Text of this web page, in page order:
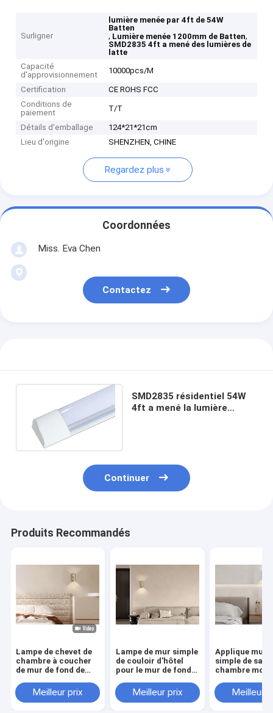
Surligner
lumière menée par 4ft de 54W
Batten
, Lumière menée 1200mm de Batten,
SMD2835 4ft a mené des lumières de
latte
Capacité
d'approvisionnement
10000pcs/M
Certification
CE ROHS FCC
Conditions de
paiement
T/T
Détails d'emballage
124*21*21cm
Lieu d'origine
SHENZHEN, CHINE
Regardez plus
Coordonnées
Miss. Eva Chen
Contactez
SMD2835 résidentiel 54W
4ft a mené la lumière
Continuer
Produits Recommandés
Lampe de chevet de
chambre à coucher
de mur de fond de
d'hôtelMeilleur prix
Lampe de mur simple
de couloir d'hôtel
pour le mur de fond
Meilleur prix
Applique
simple de
chambre
Meilleur